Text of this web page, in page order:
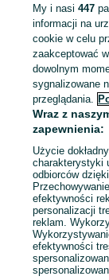
Zaloguj się lub
sprzedającym
Zaloguj się /
My i nasi447
informacji na
cookie w celu
zaakceptować
dowolnym
sygnalizowane
przeglądania.
Wraz z
zapewnienia:
Użycie
charakterystyki
odbiorców
efektywności
personalizacji
reklam.
efektywności